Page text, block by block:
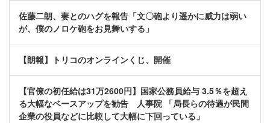
佐藤二朗、妻とのハグを報告「文〇砲より遥かに威力は弱い
が、僕のノロケ砲をお見舞いする」
【朗報】トリコのオンラインくじ、開催
【官僚の初任給は31万2600円】国家公務員給与 3.5％を超え
る大幅なベースアップを勧告 人事院 「局長らの待遇が民間
企業の役員などに比較して大幅に下回っている」